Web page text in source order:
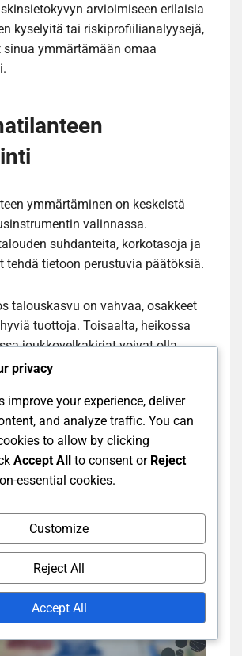
arvioimiseen erilaisia
kyselyitä tai riskiprofiilianalyysejä,
ymmärtämään omaa
ymmärtäminen on keskeistä
valinnassa.
suhdanteita, korkotasoja ja
tehdä tietoon perustuvia päätöksiä.
talouskasvu on vahvaa, osakkeet
tuottoja. Toisaalta, heikossa
joukkovelkakirjat voivat olla
eri sektoreita ja toimialoja, sillä ne
eri tavoin markkinamuutoksiin.
eri instrumenttien ja sektoreiden
riskiä ja parantaa tuotto-
privacy
improve your experience, deliver
and analyze traffic. You can
to allow by clicking
Accept All to consent or Reject
essential cookies.
Customize
Reject All
Accept All